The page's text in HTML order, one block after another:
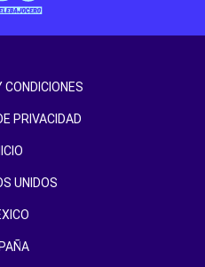
PRIVACIDAD
UNIDOS